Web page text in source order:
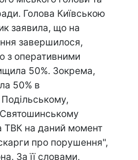
Голова Київською
заявила, що на
завершилося,
з оперативними
50%. Зокрема,
50% в
ТВК на даний момент
про порушення",
За її словами,